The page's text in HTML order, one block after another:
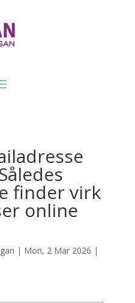
finder virk
online
| Mon, 2 Mar 2026 |